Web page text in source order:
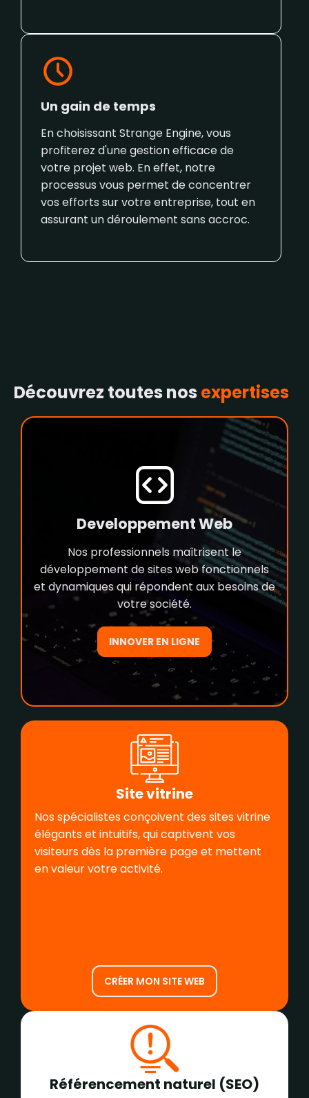
Un gain de temps
En choisissant Strange Engine, vous
profiterez d'une gestion efficace de
votre projet web. En effet, notre
processus vous permet de concentrer
vos efforts sur votre entreprise, tout en
assurant un déroulement sans accroc.
Découvrez toutes nos expertises
Developpement Web
Nos professionnels maîtrisent le
développement de sites web fonctionnels
et dynamiques qui répondent aux besoins de
votre société.
INNOVER EN LIGNE
Site vitrine
Nos spécialistes conçoivent des sites vitrine
élégants et intuitifs, qui captivent vos
visiteurs dès la première page et mettent
en valeur votre activité.
CRÉER MON SITE WEB
Référencement naturel (SEO)